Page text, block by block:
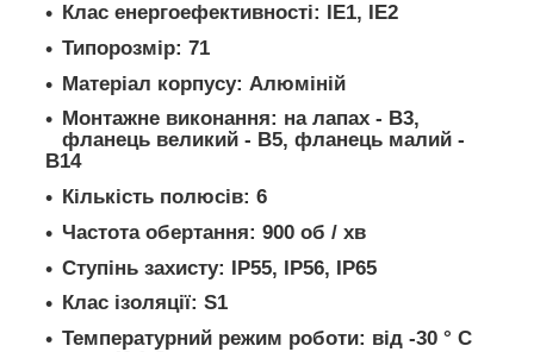
Клас енергоефективності: IE1, IE2
Типорозмір: 71
Матеріал корпусу: Алюміній
Монтажне виконання: на лапах - B3,
фланець великий - В5, фланець малий -
В14
Кількість полюсів: 6
Частота обертання: 900 об / хв
Ступінь захисту: IP55, IP56, IP65
Клас ізоляції: S1
Температурний режим роботи: від -30 ° C